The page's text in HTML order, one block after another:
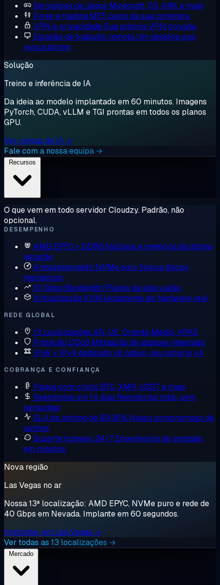
Servidores de Jogos Minecraft, CS, ARK e mais
Forex e trading MT5 perto da sua corretora
VPN e privacidadeSua própria VPN privada
Estação de trabalho remota Um desktop que
nunca dorme
Solução
Treino e inferência de IA
Da ideia ao modelo implantado em 60 minutos. Imagens
PyTorch, CUDA, vLLM e TGI prontas em todos os planos
GPU.
Ver cargas de IA →
Fale com a nossa equipa →
O que vem em todo servidor Cloudzy. Padrão, não
opcional.
DESEMPENHO
AMD EPYC + DDR5 Núcleos e memória de última
geração
Armazenamento NVMe puro Nunca discos
mecânicos
10 Gbps Bandwidth Planos de alta vazão
Virtualização KVM Isolamento de hardware real
REDE GLOBAL
13 Localizações AN, UE, Oriente Médio, APAC
Proteção DDoS Mitigação de ataques integrada
IPv6 + IPv4 dedicado v6 nativo, seu próprio v4
COBRANÇA E CONFIANÇA
Pague com cripto BTC, XMR, USDT e mais
Reembolso em 14 dias Reembolso total, sem
perguntas
SLA de uptime de 99,95% Nosso compromisso de
uptime
Suporte humano 24/7 Engenheiros de verdade,
em minutos
Nova região
Las Vegas no ar
Nossa 13ª localização: AMD EPYC, NVMe puro e rede de
40 Gbps em Nevada. Implante em 60 segundos.
Implantar em Las Vegas →
Ver todas as 13 localizações →